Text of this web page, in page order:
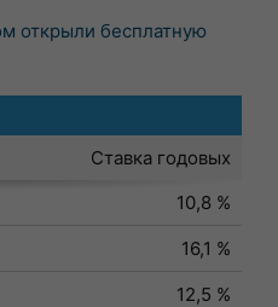
открыли бесплатную
Ставка годовых
10,8 %
16,1 %
12,5 %